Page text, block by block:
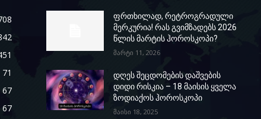
71
67
67
ფრთხილად, რეტროგრადული
მერკურია! რას გვიმზადებს 2026
წლის მარტის ჰოროსკოპი?
მარტი 11, 2026
დღეს შეცდომების დაშვების
დიდი რისკია – 18 მაისის ყველა
ზოდიაქოს ჰოროსკოპი
მაისი 18, 2025